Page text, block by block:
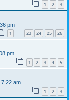
1 2 3
pm
1 23 24 25 26
pm
1 2 3 4 5
am
1 2 3